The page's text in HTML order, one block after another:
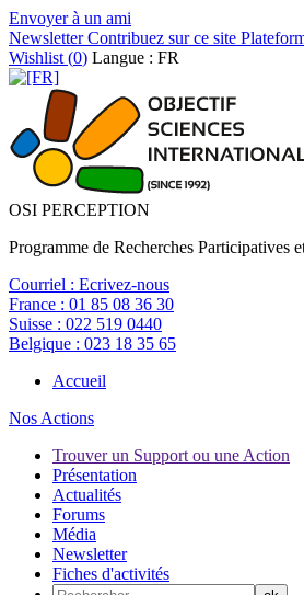
Envoyer à un ami
NewsletterContribuez sur ce site
Wishlist (0) Langue : FR
OSI PERCEPTION
Programme de Recherches Participatives
Courriel : Ecrivez-nous
France : 01 85 08 36 30
Suisse : 022 519 0440
Belgique : 023 18 35 65
Accueil
Nos Actions
Trouver un Support ou une Action
Présentation
Actualités
Forums
Média
Newsletter
Fiches d'activités